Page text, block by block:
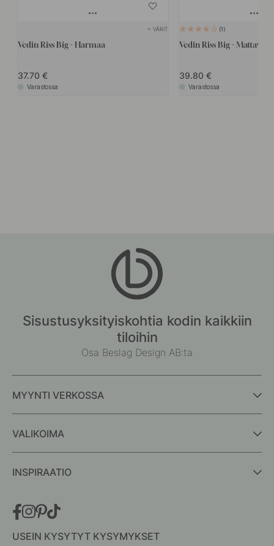
+ VÄRIT
Vedin Riss Big - Harmaa
37.70
Varastossa
1
Vedin Riss Big -
39.80
Varastossa
Sisustusyksityiskohtia kodin kaikkiin
tiloihin
Osa Beslag Design AB:ta
MYYNTI VERKOSSA
VALIKOIMA
INSPIRAATIO
USEIN KYSYTYT KYSYMYKSET